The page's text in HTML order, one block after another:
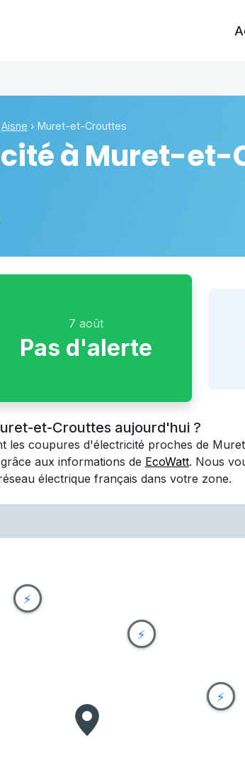
Aisne › Muret-et-Crouttes
à Muret-et-
7 août
Pas d'alerte
et-Crouttes aujourd'hui ?
les coupures d'électricité proches de
aux informations de EcoWatt. Nous
électrique français dans votre zone.
⚡
⚡
⚡